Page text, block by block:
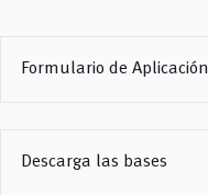
Formulario de Aplicación
Descarga las bases